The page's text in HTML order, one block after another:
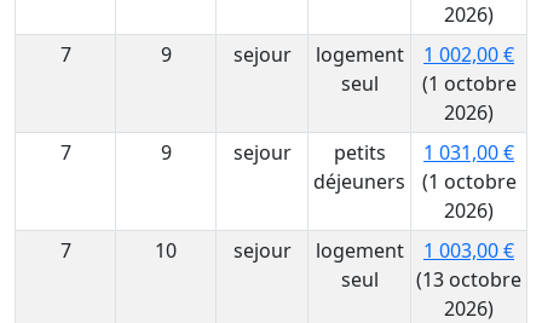
2026)
7
9 sejour
logement
seul
1 002,00 €
(1 octobre
2026)
7
9 sejour
petits
déjeuners
1 031,00 €
(1 octobre
2026)
7
10 sejour
logement
seul
1 003,00 €
(13 octobre
2026)